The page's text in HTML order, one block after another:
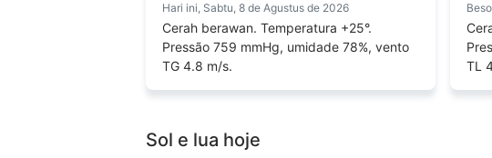
Hari ini, Sabtu, 8 de Agustus de 2026
Cerah berawan. Temperatura +25°.
Pressão 759 mmHg, umidade 78%, vento
TG 4.8 m/s.
TL
Sol e lua hoje